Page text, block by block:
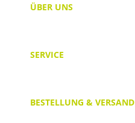
ÜBER UNS
SERVICE
BESTELLUNG & VERSAND